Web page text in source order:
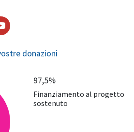
donazioni
97,5%
Finanziamento al progetto
sostenuto